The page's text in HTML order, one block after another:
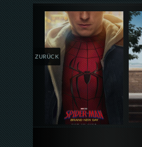
Details,Play
ZURÜCK